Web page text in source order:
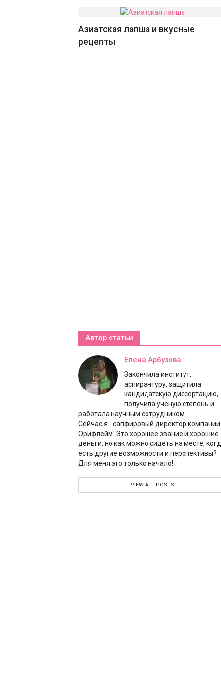
Азиатская лапша и вкусные
рецепты
Автор статьи
Елена Арбузова
Закончила институт,
аспирантуру, защитила
кандидатскую диссертацию,
получила ученую степень и
работала научным сотрудником.
Сейчас я - сапфировый директор компании
Орифлейм. Это хорошее звание и хорошие
деньги, но как можно сидеть на месте,
есть другие возможности и перспективы?
Для меня это только начало!
VIEW ALL POSTS